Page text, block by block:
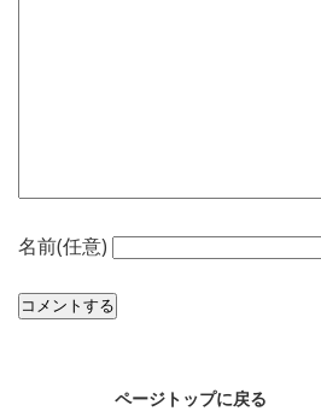
名前(任意)
ページトップに戻る